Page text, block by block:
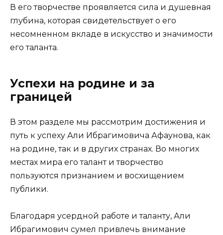
В его творчестве проявляется сила и душевная
глубина, которая свидетельствует о его
несомненном вкладе в искусство и значимости
его таланта.
Успехи на родине и за
границей
В этом разделе мы рассмотрим достижения и
путь к успеху Али Ибрагимовича Афаунова, как
на родине, так и в других странах. Во многих
местах мира его талант и творчество
пользуются признанием и восхищением
публики.
Благодаря усердной работе и таланту, Али
Ибрагимович сумел привлечь внимание